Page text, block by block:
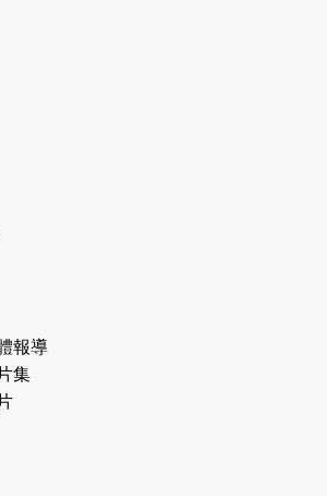
龍長跑隊恆常練習 - 4月16日
（19:00開始）
報導
集